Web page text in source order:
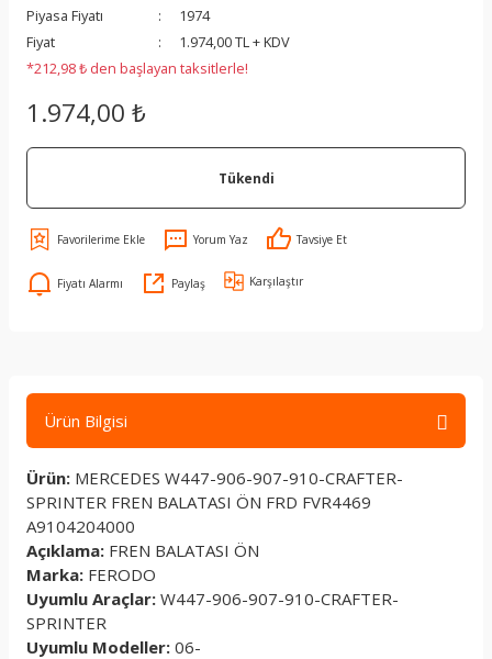
Piyasa Fiyatı
1974
Fiyat
1.974,00 TL + KDV
*212,98 ₺ den başlayan taksitlerle!
1.974,00 ₺
Tükendi
Yorum Yaz Tavsiye Et
Fiyatı Alarmı Paylaş Karşılaştır
Ürün Bilgisi
Ürün: MERCEDES W447-906-907-910-CRAFTER-
SPRINTER FREN BALATASI ÖN FRD FVR4469
A9104204000
Açıklama: FREN BALATASI ÖN
Marka: FERODO
Uyumlu Araçlar: W447-906-907-910-CRAFTER-
SPRINTER
Uyumlu Modeller: 06-